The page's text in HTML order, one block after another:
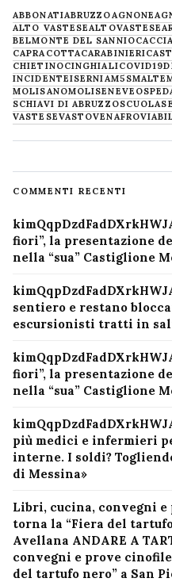
ABBONATIABRUZZOAGNONE
ALTO VASTESEALTOVASTESE
BELMONTE DEL SANNIO
CAPRACOTTACARABINIERI
CHIETINOCINGHIALICOVID19
INCIDENTEISERNIAM5S
MOLISANOMOLISENEVE
SCHIAVI DI ABRUZZOSCUOLA
VASTESEVASTOVENAFRO
COMMENTI RECENTI
fiori”, la presentazione
nella “sua” Castiglione
sentiero e restano
escursionisti tratti in
fiori”, la presentazione
nella “sua” Castiglione
più medici e infermieri
interne. I soldi?
di Messina»
Libri, cucina, convegni
torna la “Fiera del
Avellana ANDARE A
convegni e prove
del tartufo nero” a San